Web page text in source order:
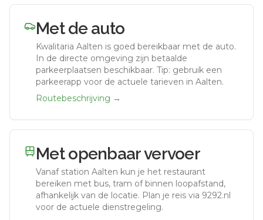
Met de auto
Kwalitaria Aalten is goed bereikbaar met de auto.
In de directe omgeving zijn betaalde
parkeerplaatsen beschikbaar. Tip: gebruik een
parkeerapp voor de actuele tarieven in Aalten.
Routebeschrijving →
Met openbaar vervoer
Vanaf station Aalten kun je het restaurant
bereiken met bus, tram of binnen loopafstand,
afhankelijk van de locatie. Plan je reis via 9292.nl
voor de actuele dienstregeling.